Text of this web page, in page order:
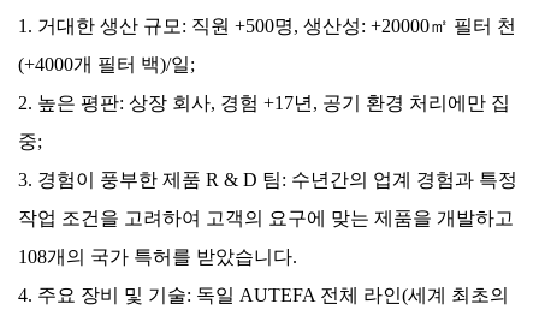
1. 거대한 생산 규모: 직원 +500명, 생산성: +20000㎡ 필터 천
(+4000개 필터 백)/일;
2. 높은 평판: 상장 회사, 경험 +17년, 공기 환경 처리에만 집
중;
3. 경험이 풍부한 제품 R & D 팀: 수년간의 업계 경험과 특정
작업 조건을 고려하여 고객의 요구에 맞는 제품을 개발하고
108개의 국가 특허를 받았습니다.
4. 주요 장비 및 기술: 독일 AUTEFA 전체 라인(세계 최초의